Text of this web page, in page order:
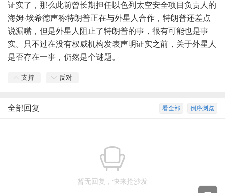
证实了，那么此前曾长期担任以色列太空安全项目负责人的
海姆·埃希德声称特朗普正在与外星人 合作，特朗普还差点
说漏嘴，但是外星人阻止了特朗普的事，很有可能也是事
实。只不过在没有权威机构发表声明证实之前，关于外星人
是否存在一事，仍然是个谜题。
支持 反对
倒序浏览
看全部
全部回复
暂无回复，快来抢沙发